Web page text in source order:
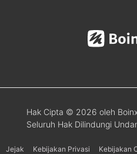
Hak Cipta © 2026 oleh
Seluruh Hak Dilindungi
Jejak Kebijakan Privasi Kebijakan